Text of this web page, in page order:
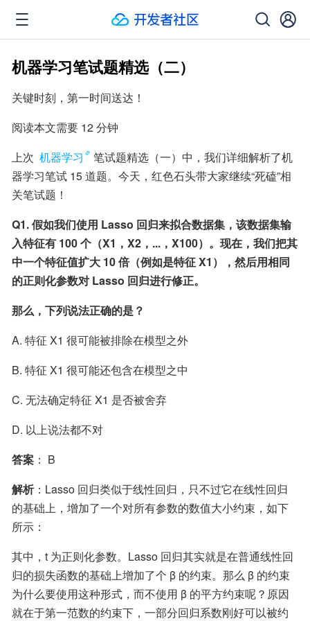
机器学习笔试题精选（二）
关键时刻，第一时间送达！
阅读本文需要 12 分钟
上次 机器学习
笔试题精选（一）中，我们详细解析了机
器学习笔试 15 道题。今天，红色石头带大家继续“死磕”相
关笔试题！
Q1. 假如我们使用 Lasso 回归来拟合数据集，该数据集输
入特征有 100 个（X1，X2，...，X100）。现在，我们把其
中一个特征值扩大 10 倍（例如是特征 X1），然后用相同
的正则化参数对 Lasso 回归进行修正。
那么，下列说法正确的是？
A. 特征 X1 很可能被排除在模型之外
B. 特征 X1 很可能还包含在模型之中
C. 无法确定特征 X1 是否被舍弃
D. 以上说法都不对
答案 ： B
解析：Lasso 回归类似于线性回归，只不过它在线性回归
的基础上，增加了一个对所有参数的数值大小约束，如下
所示：
其中，t 为正则化参数。Lasso 回归其实就是在普通线性回
归的损失函数的基础上增加了个 β 的约束。那么 β 的约束
为什么要使用这种形式，而不使用 β 的平方约束呢？原因
就在于第一范数的约束下，一部分回归系数刚好可以被约